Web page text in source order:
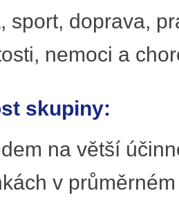
sport, doprava,
nemoci a
skupiny:
na větší
v